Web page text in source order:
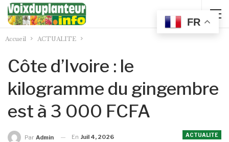
Accueil ACTUALITE
Côte d’Ivoire : le
kilogramme du gingembre
est à 3 000 FCFA
ACTUALITE
Par Admin En Juil 4, 2026
FR